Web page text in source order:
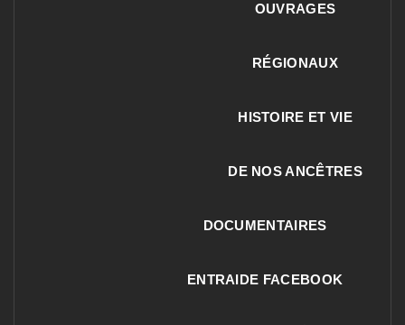
OUVRAGES
RÉGIONAUX
HISTOIRE ET VIE
DE NOS ANCÊTRES
DOCUMENTAIRES
ENTRAIDE FACEBOOK